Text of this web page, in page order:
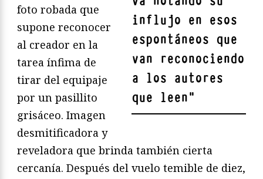
influjo en esos
espontáneos que
van reconociendo
a los autores
que leen"
foto robada que
supone reconocer
al creador en la
tarea ínfima de
tirar del equipaje
por un pasillito
grisáceo. Imagen
desmitificadora y
reveladora que brinda también cierta
cercanía. Después del vuelo temible de diez,